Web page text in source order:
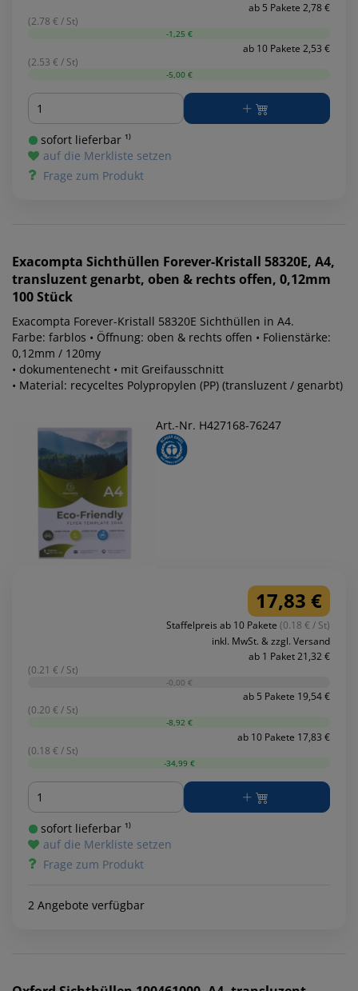
ab 5 Pakete 2,78 €
(2.78 € / St)
-1,25 €
ab 10 Pakete 2,53 €
(2.53 € / St)
-5,00 €
Menge
sofort lieferbar ¹⁾
auf die Merkliste setzen
Frage zum Produkt
Exacompta Sichthüllen Forever-Kristall 58320E, A4,
transluzent genarbt, oben & rechts offen, 0,12mm
100 Stück
Exacompta Forever-Kristall 58320E Sichthüllen in A4.
Farbe: farblos • Öffnung: oben & rechts offen • Folienstärke:
0,12mm / 120my
• dokumentenecht • mit Greifausschnitt
• Material: recyceltes Polypropylen (PP) (transluzent / genarbt)
Art.-Nr. H427168-76247
17,83 €
Staffelpreis ab 10 Pakete (0.18 € / St)
inkl. MwSt. & zzgl. Versand
ab 1 Paket 21,32 €
(0.21 € / St)
-0,00 €
ab 5 Pakete 19,54 €
(0.20 € / St)
-8,92 €
ab 10 Pakete 17,83 €
(0.18 € / St)
-34,99 €
Menge
sofort lieferbar ¹⁾
auf die Merkliste setzen
Frage zum Produkt
2 Angebote verfügbar